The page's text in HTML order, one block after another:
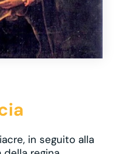
in seguito alla